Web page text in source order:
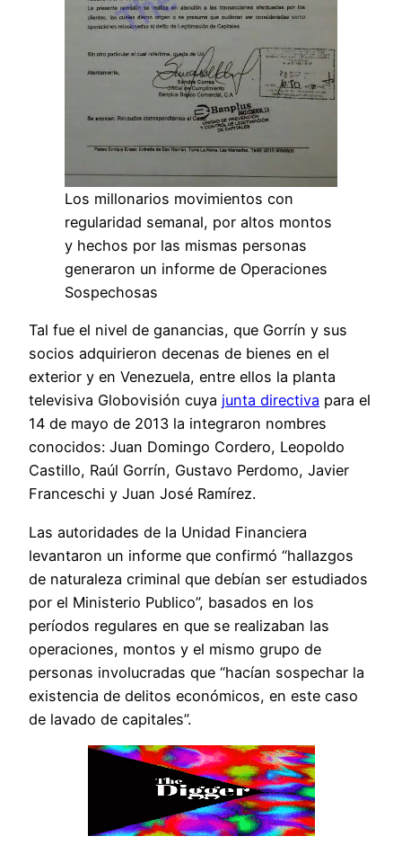
Los millonarios movimientos con
regularidad semanal, por altos montos
y hechos por las mismas personas
generaron un informe de Operaciones
Sospechosas
Tal fue el nivel de ganancias, que Gorrín y sus
socios adquirieron decenas de bienes en el
exterior y en Venezuela, entre ellos la planta
televisiva Globovisión cuya junta directiva para el
14 de mayo de 2013 la integraron nombres
conocidos: Juan Domingo Cordero, Leopoldo
Castillo, Raúl Gorrín, Gustavo Perdomo, Javier
Franceschi y Juan José Ramírez.
Las autoridades de la Unidad Financiera
levantaron un informe que confirmó “hallazgos
de naturaleza criminal que debían ser estudiados
por el Ministerio Publico”, basados en los
períodos regulares en que se realizaban las
operaciones, montos y el mismo grupo de
personas involucradas que “hacían sospechar la
existencia de delitos económicos, en este caso
de lavado de capitales”.